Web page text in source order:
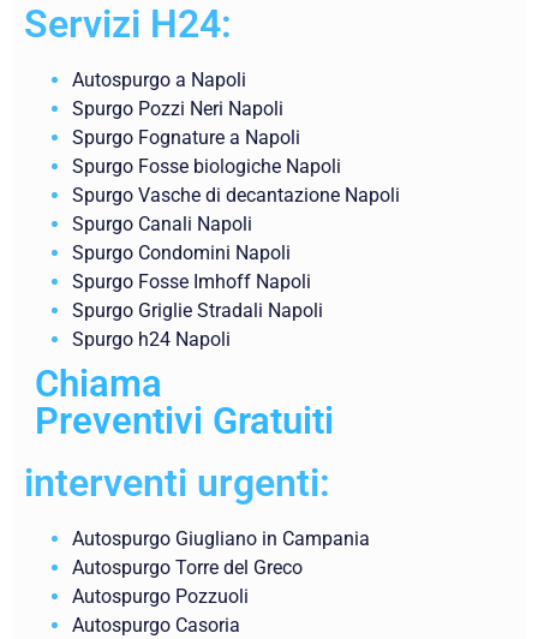
Servizi H24:
Autospurgo a Napoli
Spurgo Pozzi Neri Napoli
Spurgo Fognature a Napoli
Spurgo Fosse biologiche Napoli
Spurgo Vasche di decantazione Napoli
Spurgo Canali Napoli
Spurgo Condomini Napoli
Spurgo Fosse Imhoff Napoli
Spurgo Griglie Stradali Napoli
Spurgo h24 Napoli
Chiama
Preventivi Gratuiti
interventi urgenti:
Autospurgo Giugliano in Campania
Autospurgo Torre del Greco
Autospurgo Pozzuoli
Autospurgo Casoria